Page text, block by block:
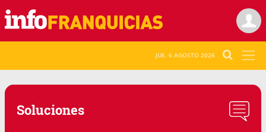
JUE. 6 AGOSTO 2026
Soluciones